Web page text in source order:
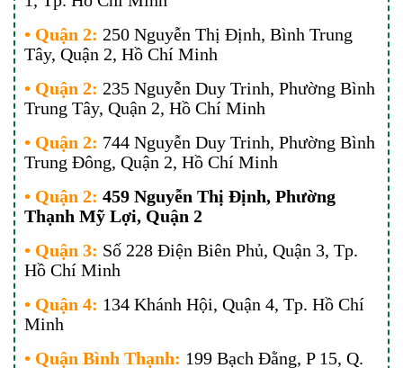
• Quận 2: 250 Nguyễn Thị Định, Bình Trung
Tây, Quận 2, Hồ Chí Minh
• Quận 2: 235 Nguyễn Duy Trinh, Phường Bình
Trung Tây, Quận 2, Hồ Chí Minh
• Quận 2: 744 Nguyễn Duy Trinh, Phường Bình
Trung Đông, Quận 2, Hồ Chí Minh
• Quận 2: 459 Nguyễn Thị Định, Phường
Thạnh Mỹ Lợi, Quận 2
• Quận 3: Số 228 Điện Biên Phủ, Quận 3, Tp.
Hồ Chí Minh
• Quận 4: 134 Khánh Hội, Quận 4, Tp. Hồ Chí
Minh
• Quận Bình Thạnh: 199 Bạch Đằng, P 15, Q.